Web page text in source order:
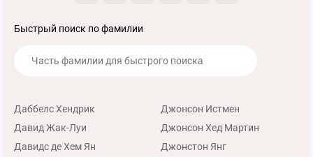
Быстрый поиск по фамилии
Даббелс Хендрик
Давид Жак-Луи
Давидс де Хем Ян
Джонсон Истмен
Джонсон Хед Мартин
Джонстон Янг